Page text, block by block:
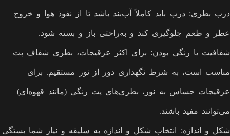
درب بطری: درب باید کاملاً آب‌بند باشد تا از نفوذ هوا و خروج
عطر و طعم جلوگیری کند و به‌راحتی باز و بسته شود.
شفافیت یا رنگی بودن: برای اکثر عرقیجات، بطری شفاف پت
مناسب است، به شرط نگهداری دور از نور مستقیم. برای
عرقیجات حساس به نور، بطری‌های پت رنگی (مانند قهوه‌ای)
می‌توانند مفید باشند.
شکل و اندازه: انتخاب شکل و اندازه به سلیقه و نیاز شما بستگی